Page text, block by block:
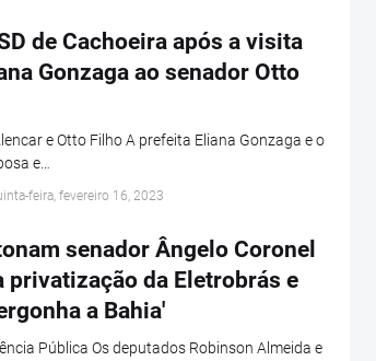
de Cachoeira após a visita
Gonzaga ao senador Otto
e Otto Filho A prefeita Eliana Gonzaga e o
e…
feira, fevereiro 16, 2023
senador Ângelo Coronel
privatização da Eletrobrás e
a Bahia'
Pública Os deputados Robinson Almeida e